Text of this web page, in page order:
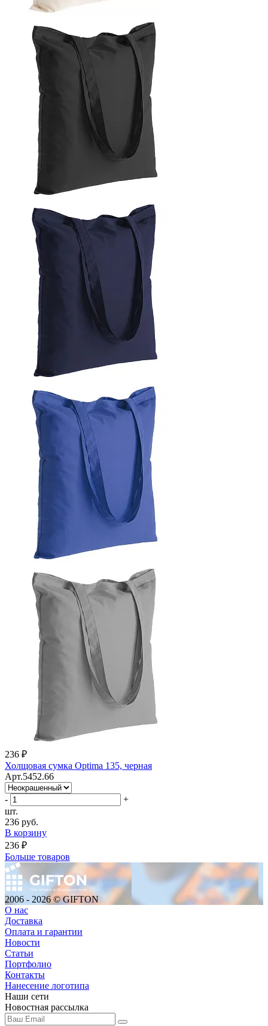
236 ₽
Холщовая сумка Optima 135, черная
Арт.5452.66
-
+
шт.
236 руб.
В корзину
236 ₽
Больше товаров
2006 - 2026 © GIFTON
О нас
Доставка
Оплата и гарантии
Новости
Статьи
Портфолио
Контакты
Нанесение логотипа
Наши сети
Новостная рассылка